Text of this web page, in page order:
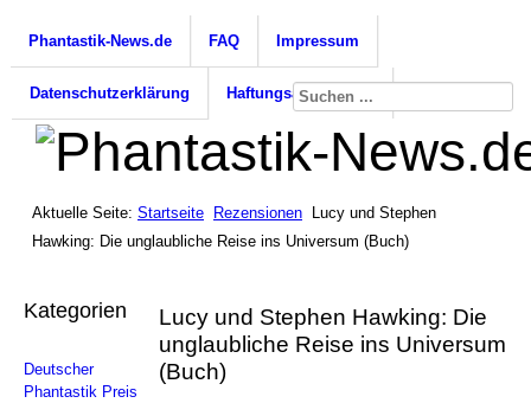
Phantastik-News.de FAQ Impressum
Datenschutzerklärung Haftungsausschluss
Aktuelle Seite: Startseite Rezensionen
Lucy und Stephen
Hawking: Die unglaubliche Reise ins Universum (Buch)
Kategorien
Deutscher
Phantastik Preis
Lucy und Stephen Hawking: Die
unglaubliche Reise ins Universum
(Buch)